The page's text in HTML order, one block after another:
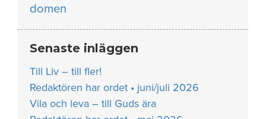
domen
Senaste inläggen
Till Liv – till fler!
Redaktören har ordet • juni/juli 2026
Vila och leva – till Guds ära